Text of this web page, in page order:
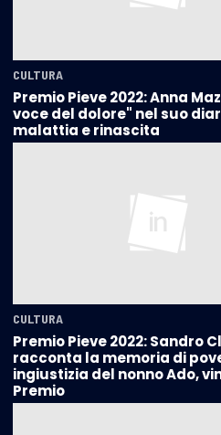
CULTURA
Premio Pieve 2022: Anna
voce del dolore" nel suo
malattia e rinascita
CULTURA
Premio Pieve 2022: Sandro
racconta la memoria di
ingiustizia del nonno Ado,
Premio